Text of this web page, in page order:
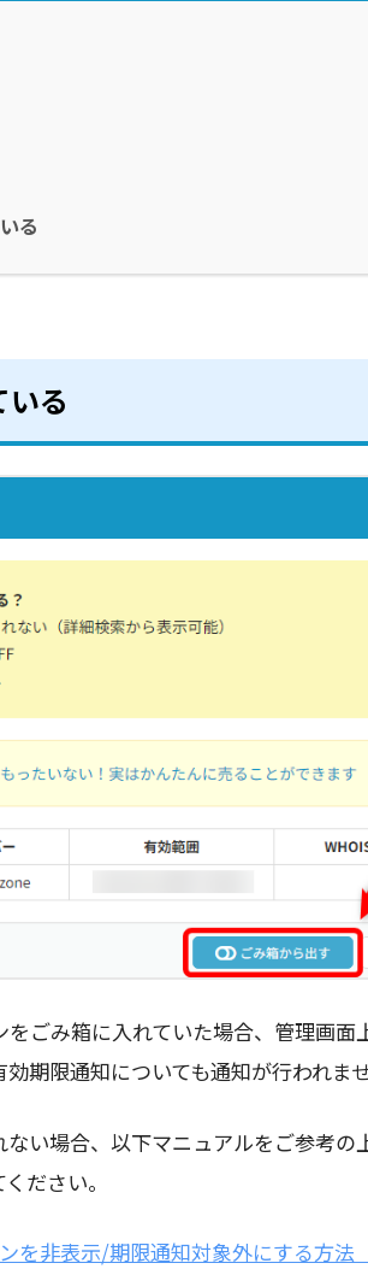
る
いる
ごみ箱に入れていた場合、管理画面
期限通知についても通知が行われませ
い場合、以下マニュアルをご参考の
ださい。
を非表示/期限通知対象外にする方法